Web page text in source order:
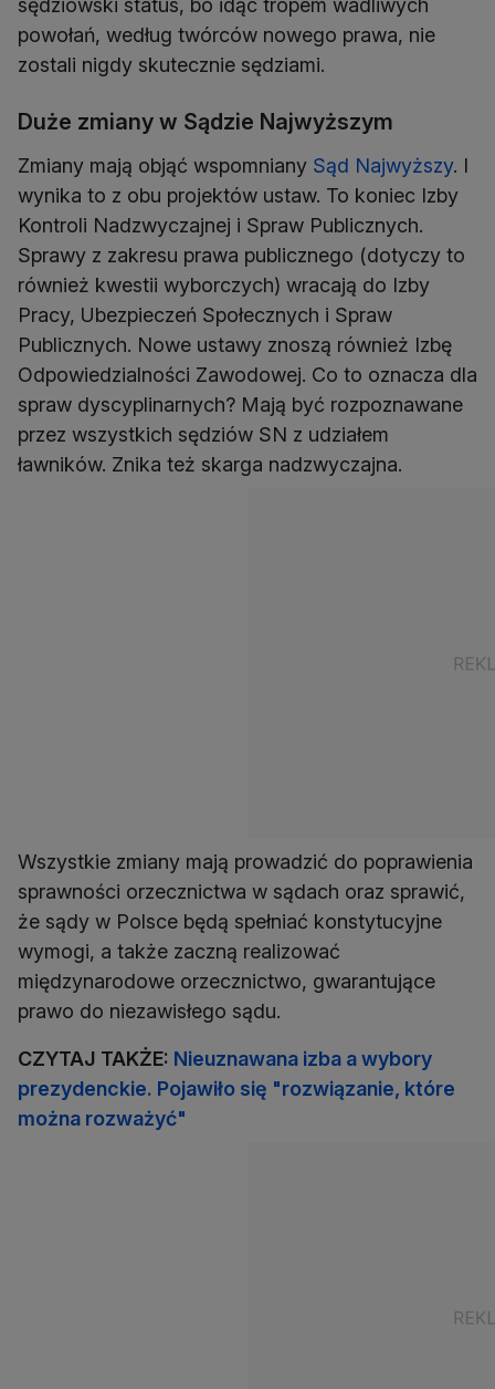
sędziowski status, bo idąc tropem wadliwych
powołań, według twórców nowego prawa, nie
zostali nigdy skutecznie sędziami.
Duże zmiany w Sądzie Najwyższym
Zmiany mają objąć wspomniany Sąd Najwyższy. I
wynika to z obu projektów ustaw. To koniec Izby
Kontroli Nadzwyczajnej i Spraw Publicznych.
Sprawy z zakresu prawa publicznego (dotyczy to
również kwestii wyborczych) wracają do Izby
Pracy, Ubezpieczeń Społecznych i Spraw
Publicznych. Nowe ustawy znoszą również Izbę
Odpowiedzialności Zawodowej. Co to oznacza dla
spraw dyscyplinarnych? Mają być rozpoznawane
przez wszystkich sędziów SN z udziałem
ławników. Znika też skarga nadzwyczajna.
Wszystkie zmiany mają prowadzić do poprawienia
sprawności orzecznictwa w sądach oraz sprawić,
że sądy w Polsce będą spełniać konstytucyjne
wymogi, a także zaczną realizować
międzynarodowe orzecznictwo, gwarantujące
prawo do niezawisłego sądu.
CZYTAJ TAKŻE: Nieuznawana izba a wybory
prezydenckie. Pojawiło się "rozwiązanie, które
można rozważyć"